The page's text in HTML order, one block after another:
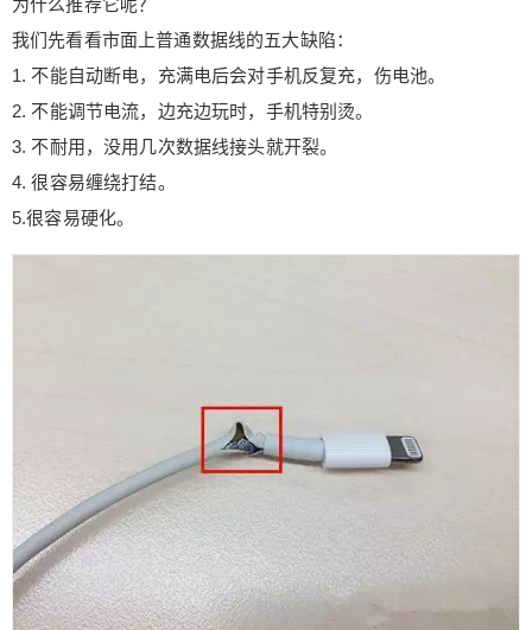
我们先看看市面上普通数据线的五大缺陷：
1. 不能自动断电，充满电后会对手机反复充，伤电池。
2. 不能调节电流，边充边玩时，手机特别烫。
3. 不耐用，没用几次数据线接头就开裂。
4. 很容易缠绕打结。
5.很容易硬化。